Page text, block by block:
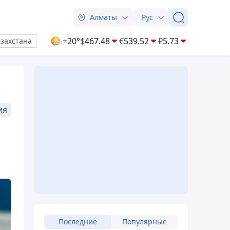
Алматы Рус
+20°$467.48 €539.52 ₽5.73
Последние Популярные